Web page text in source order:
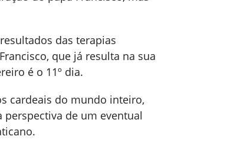
das terapias
que já resulta na sua
é o 11º dia.
cardeais do mundo inteiro,
de um eventual